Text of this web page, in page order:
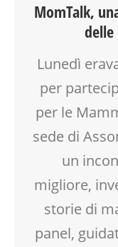
COMPITI
EDUCATORE
ESTATE
FORMAZIONE
GENITORE
GRAVIDANZA
LABORATORIO
MAMME
MOOD BOX
MomTalk,
delle
Lunedì
per
per le
sede di
un
migliore,
storie di
panel,